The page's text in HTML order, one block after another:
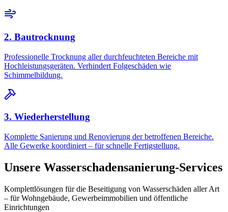
2. Bautrocknung
Professionelle Trocknung aller durchfeuchteten Bereiche mit
Hochleistungsgeräten. Verhindert Folgeschäden wie
Schimmelbildung.
3. Wiederherstellung
Komplette Sanierung und Renovierung der betroffenen Bereiche.
Alle Gewerke koordiniert – für schnelle Fertigstellung.
Unsere Wasserschadensanierung-Services
Komplettlösungen für die Beseitigung von Wasserschäden aller Art
– für Wohngebäude, Gewerbeimmobilien und öffentliche
Einrichtungen